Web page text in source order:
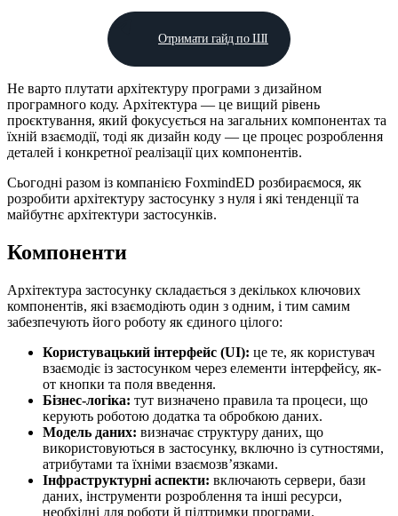
Отримати гайд по ШІ
Не варто плутати архітектуру програми з дизайном
програмного коду. Архітектура — це вищий рівень
проєктування, який фокусується на загальних компонентах та
їхній взаємодії, тоді як дизайн коду — це процес розроблення
деталей і конкретної реалізації цих компонентів.
Сьогодні разом із компанією FoxmindED розбираємося, як
розробити архітектуру застосунку з нуля і які тенденції та
майбутнє архітектури застосунків.
Компоненти
Архітектура застосунку складається з декількох ключових
компонентів, які взаємодіють один з одним, і тим самим
забезпечують його роботу як єдиного цілого:
Користувацький інтерфейс (UI): це те, як користувач
взаємодіє із застосунком через елементи інтерфейсу, як-
от кнопки та поля введення.
Бізнес-логіка: тут визначено правила та процеси, що
керують роботою додатка та обробкою даних.
Модель даних: визначає структуру даних, що
використовуються в застосунку, включно із сутностями,
атрибутами та їхніми взаємозв’язками.
Інфраструктурні аспекти: включають сервери, бази
даних, інструменти розроблення та інші ресурси,
необхідні для роботи й підтримки програми.